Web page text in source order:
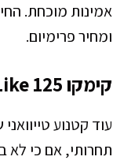
ומחיר פרימיום.
קימקו Like 125 – האלטרנטיבה הטייוואנית
עוד קטנוע